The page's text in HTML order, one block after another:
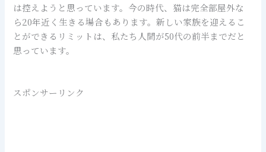
は控えようと思っています。今の時代、猫は完全部屋外な
ら20年近く生きる場合もあります。新しい家族を迎えるこ
とができるリミットは、私たち人間が50代の前半までだと
思っています。
スポンサーリンク